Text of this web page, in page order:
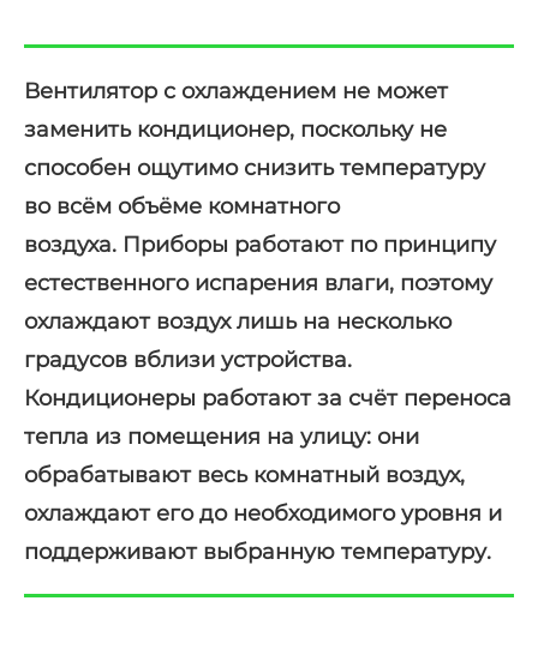
Вентилятор с охлаждением не может
заменить кондиционер, поскольку не
способен ощутимо снизить температуру
во всём объёме комнатного
воздуха. Приборы работают по принципу
естественного испарения влаги, поэтому
охлаждают воздух лишь на несколько
градусов вблизи устройства.
Кондиционеры работают за счёт переноса
тепла из помещения на улицу: они
обрабатывают весь комнатный воздух,
охлаждают его до необходимого уровня и
поддерживают выбранную температуру.